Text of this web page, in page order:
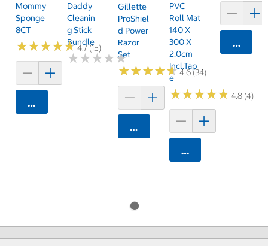
Mommy
Sponge
8CT
★★★★★
★★★★★4.7 (15)
카트에 담기
Daddy
Cleanin
G Stick
Bundle
★★★★★
★★★★★
Gillette
ProShiel
D Power
Razor
Set
★★★★★
★★★★★4.6 (34)
카트에 담기
PVC
Roll Mat
140 X
300 X
2.0cm
Incl.tap
E
★★★★★
★★★★★ 4.8 (4)
카트에 담기
카트에